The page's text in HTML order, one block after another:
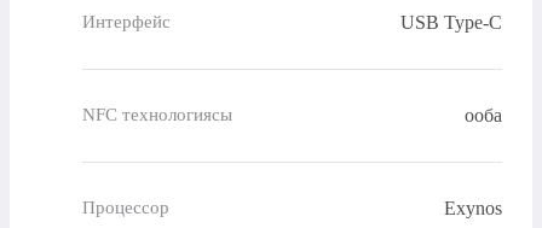
Интерфейс USB Type-C
NFC технологиясы ооба
Процессор Exynos